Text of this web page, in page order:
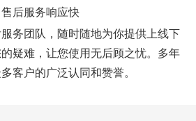
后服务响应快
务团队，随时随地为你提供上线下
疑难，让您使用无后顾之忧。多年
客户的广泛认同和赞誉。